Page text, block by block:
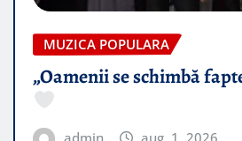
MUZICA POPULARA
„Oamenii se schimbă
admin aug. 1, 2026